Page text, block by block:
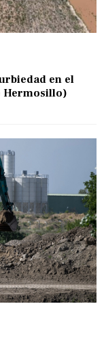
en el
Hermosillo)